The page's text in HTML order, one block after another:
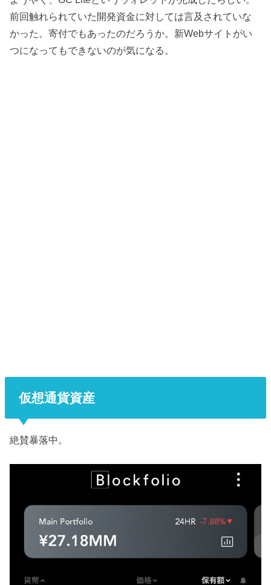
前回触れられていた開発資金に対しては言及されていな
かった。寄付でもあったのだろうか。新Webサイトがい
つになってもできないのが気になる。
仮想通貨資産
絶賛暴落中。